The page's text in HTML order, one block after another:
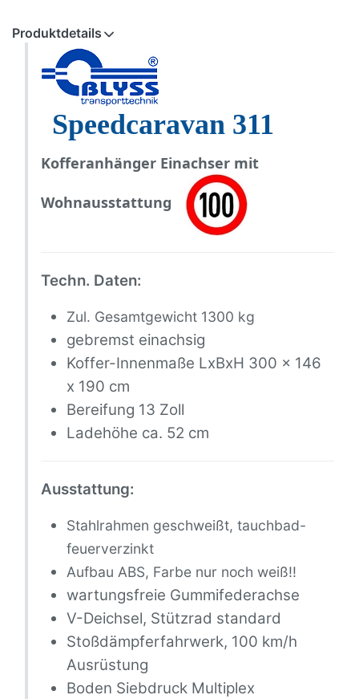
Produktdetails
Speedcaravan 311
Kofferanhänger Einachser mit
Wohnausstattung
Techn. Daten:
Zul. Gesamtgewicht 1300 kg
gebremst einachsig
Koffer-Innenmaße LxBxH 300 x 146
x 190 cm
Bereifung 13 Zoll
Ladehöhe ca. 52 cm
Ausstattung:
Stahlrahmen geschweißt, tauchbad-
feuerverzinkt
Aufbau ABS, Farbe nur noch weiß!!
wartungsfreie Gummifederachse
V-Deichsel, Stützrad standard
Stoßdämpferfahrwerk, 100 km/h
Ausrüstung
Boden Siebdruck Multiplex